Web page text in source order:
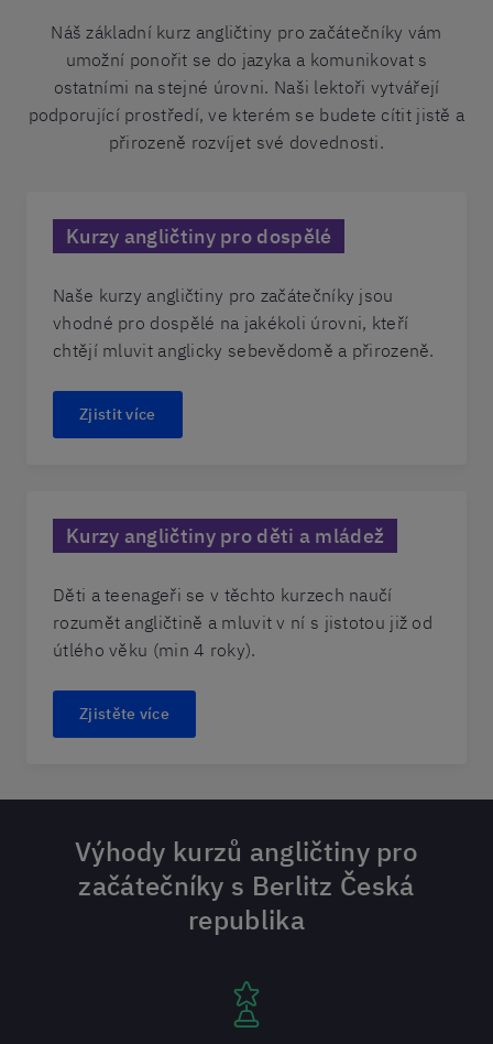
Náš základní kurz angličtiny pro začátečníky vám
umožní ponořit se do jazyka a komunikovat s
ostatními na stejné úrovni. Naši lektoři vytvářejí
podporující prostředí, ve kterém se budete cítit jistě a
přirozeně rozvíjet své dovednosti.
Kurzy angličtiny pro dospělé
Naše kurzy angličtiny pro začátečníky jsou
vhodné pro dospělé na jakékoli úrovni, kteří
chtějí mluvit anglicky sebevědomě a přirozeně.
Zjistit více
Kurzy angličtiny pro děti a mládež
Děti a teenageři se v těchto kurzech naučí
rozumět angličtině a mluvit v ní s jistotou již od
útlého věku (min 4 roky).
Zjistěte více
Výhody kurzů angličtiny pro
začátečníky s Berlitz Česká
republika